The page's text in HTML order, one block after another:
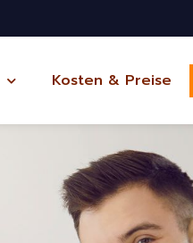
Kosten & Preise